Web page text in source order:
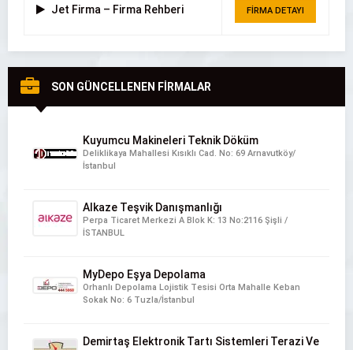
Jet Firma – Firma Rehberi FİRMA DETAYI
SON GÜNCELLENEN FİRMALAR
Kuyumcu Makineleri Teknik Döküm
Deliklikaya Mahallesi Kısıklı Cad. No: 69 Arnavutköy/
İstanbul
Alkaze Teşvik Danışmanlığı
Perpa Ticaret Merkezi A Blok K: 13 No:2116 Şişli /
İSTANBUL
MyDepo Eşya Depolama
Orhanlı Depolama Lojistik Tesisi Orta Mahalle Keban
Sokak No: 6 Tuzla/İstanbul
Demirtaş Elektronik Tartı Sistemleri Terazi Ve